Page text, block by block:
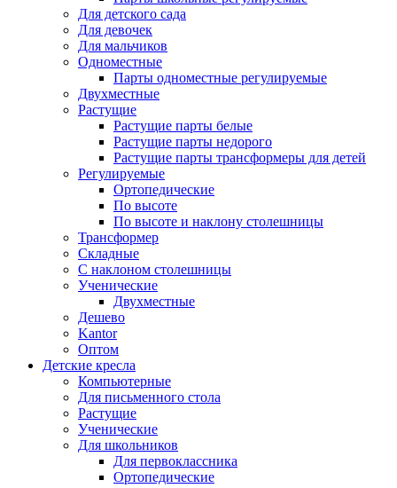
Для детского сада
Для девочек
Для мальчиков
Одноместные
Парты одноместные регулируемые
Двухместные
Растущие
Растущие парты белые
Растущие парты недорого
Растущие парты трансформеры для детей
Регулируемые
Ортопедические
По высоте
По высоте и наклону столешницы
Трансформер
Складные
С наклоном столешницы
Ученические
Двухместные
Дешево
Kantor
Оптом
Детские кресла
Компьютерные
Для письменного стола
Растущие
Ученические
Для школьников
Для первоклассника
Ортопедические